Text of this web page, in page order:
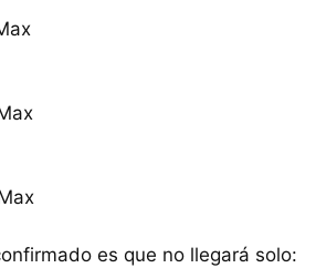
es que no llegará solo: